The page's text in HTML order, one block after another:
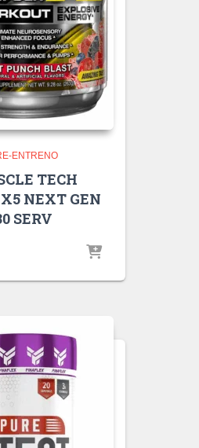
ENTRENO
TECH
NEXT GEN
SERV